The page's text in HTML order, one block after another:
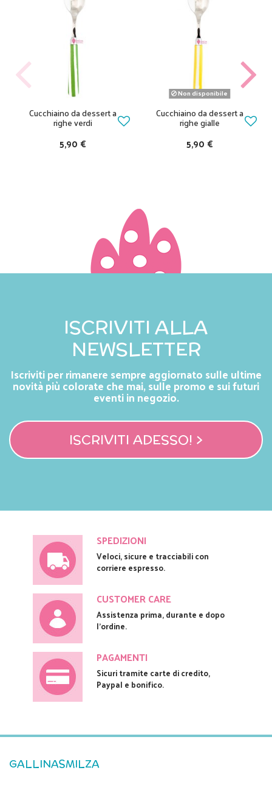
Cucchiaino da dessert a
righe verdi
5,90 €
Non disponibile
Cucchiaino da dessert a
righe gialle
5,90 €
ISCRIVITI ALLA
NEWSLETTER
Iscriviti per rimanere sempre aggiornato sulle ultime
novità più colorate che mai, sulle promo e sui futuri
eventi in negozio.
ISCRIVITI ADESSO! >
SPEDIZIONI
Veloci, sicure e tracciabili con
corriere espresso.
CUSTOMER CARE
Assistenza prima, durante e dopo
l'ordine.
PAGAMENTI
Sicuri tramite carte di credito,
Paypal e bonifico.
GALLINASMILZA